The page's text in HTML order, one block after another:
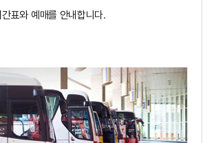
표와 예매를 안내합니다.